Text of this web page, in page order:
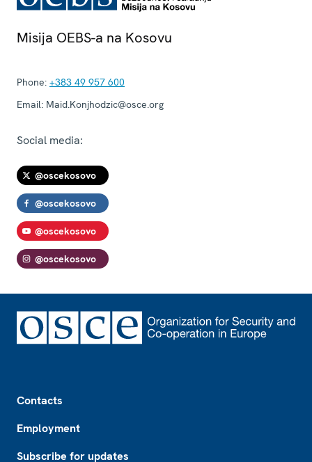
Misija OEBS-a na Kosovu
Phone: +383 49 957 600
Email: Maid.Konjhodzic@osce.org
Social media:
@oscekosovo
@oscekosovo
@oscekosovo
@oscekosovo
Contacts
Employment
Subscribe for updates